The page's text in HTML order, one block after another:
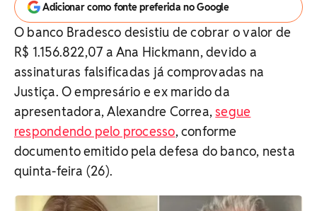
Adicionar como fonte preferida no Google
O banco Bradesco desistiu de cobrar o valor de
R$ 1.156.822,07 a Ana Hickmann, devido a
assinaturas falsificadas já comprovadas na
Justiça. O empresário e ex marido da
apresentadora, Alexandre Correa,segue
respondendo pelo processo, conforme
documento emitido pela defesa do banco, nesta
quinta-feira (26).